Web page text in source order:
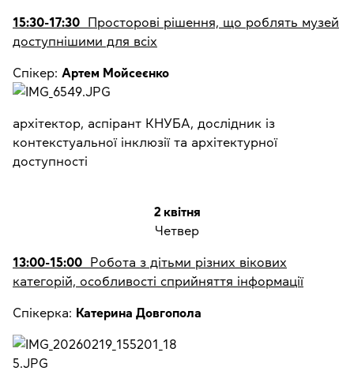
15:30-17:30 Просторові рішення, що роблять музей
доступнішими для всіх
Спікер: Артем Мойсеєнко
архітектор, аспірант КНУБА, дослідник із
контекстуальної інклюзії та архітектурної
доступності
2 квітня
Четвер
13:00-15:00 Робота з дітьми різних вікових
категорій, особливості сприйняття інформації
Спікерка: Катерина Довгопола